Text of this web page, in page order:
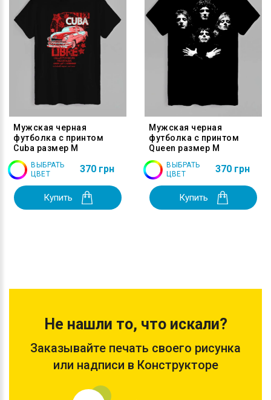
Мужская черная
футболка с принтом
Cuba размер M
ВЫБРАТЬ
ЦВЕТ
370 грн
Купить
Мужская черная
футболка с принтом
Queen размер M
ВЫБРАТЬ
ЦВЕТ
370 грн
Купить
Не нашли то, что искали?
Заказывайте печать своего рисунка
или надписи в Конструкторе